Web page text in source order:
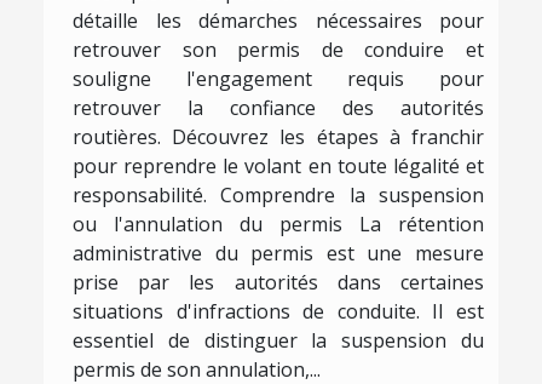
détaille les démarches nécessaires pour
retrouver son permis de conduire et
souligne l'engagement requis pour
retrouver la confiance des autorités
routières. Découvrez les étapes à franchir
pour reprendre le volant en toute légalité et
responsabilité. Comprendre la suspension
ou l'annulation du permis La rétention
administrative du permis est une mesure
prise par les autorités dans certaines
situations d'infractions de conduite. Il est
essentiel de distinguer la suspension du
permis de son annulation,...